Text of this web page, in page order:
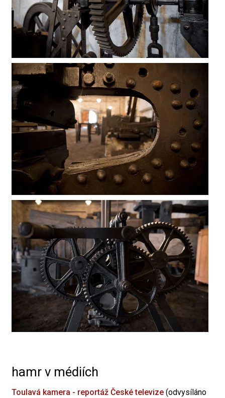
hamr v médiích
Toulavá kamera - reportáž České televize (odvysíláno